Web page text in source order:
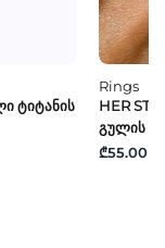
Ტიტანის
Rings
HER
Გულის
₾55.00